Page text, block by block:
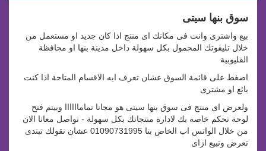
سوق بنها سيتى
بيع واشترى وانت فى مكانك اى منتج اذا كان جديد او مستعمل من
خلال تليفوتك المحمول بكل سهولة داخل مدينة بنها او محافظة
القليوبية
اضغط على قائمة السوق عشان تعرف ايه الاقسام المتاحة اذا كنت
بائع او مشترى
ولعرض اى منتج فى سوق بنها سيتى هو مجانا تماماااااا وبيتم فتح
لوحة تحكم خاصه بك لادارة منتجاتك بكل سهولة - تواصل معانا الان
من خلال الواتس اب الخاص بنا 01090731995 عشان نقولك تبتدى
تعرض وتبيع ازاى